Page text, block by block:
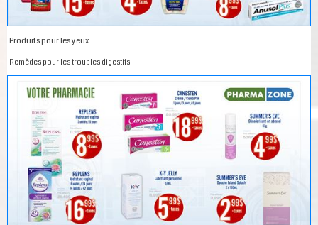
Produits pour les yeux
Remèdes pour les troubles digestifs